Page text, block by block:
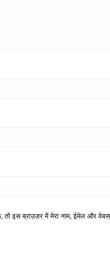
तो इस ब्राउज़र में मेरा नाम, ईमेल और